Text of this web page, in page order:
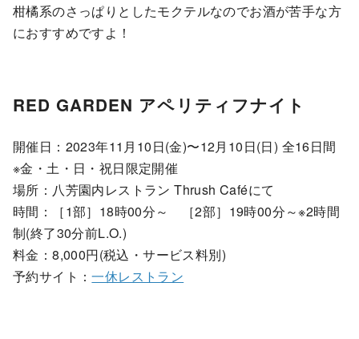
柑橘系のさっぱりとしたモクテルなのでお酒が苦手な方
におすすめですよ！
RED GARDEN アペリティフナイト
開催日：2023年11⽉10⽇(金)〜12⽉10⽇(日) 全16日間
※金・土・日・祝日限定開催
場所：八芳園内レストラン Thrush Caféにて
時間：［1部］18時00分～ ［2部］19時00分～※2時間
制(終了30分前L.O.)
料金：8,000円(税込・サービス料別)
予約サイト：一休レストラン